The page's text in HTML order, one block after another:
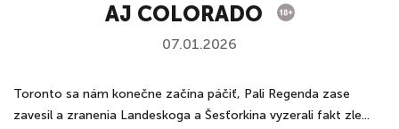
AJ COLORADO
07.01.2026
Toronto sa nám konečne začína páčiť, Pali Regenda zase
zavesil a zranenia Landeskoga a Šesťorkina vyzerali fakt zle...